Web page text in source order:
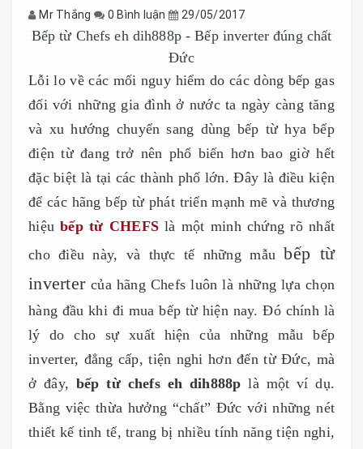
Mr Thắng 0 Bình luận 29/05/2017
Bếp từ Chefs eh dih888p - Bếp inverter đúng chất
Đức
Lỗi lo về các mối nguy hiểm do các dòng bếp gas
đối với những gia đình ở nước ta ngày càng tăng
và xu hướng chuyển sang dùng bếp từ hya bếp
điện từ đang trở nên phổ biến hơn bao giờ hết
đặc biệt là tại các thành phố lớn. Đây là điều kiện
để các hãng bếp từ phát triển mạnh mẽ và thương
hiệubếp từ CHEFS là một minh chứng rõ nhất
cho điều này, và thực tế những mẫu bếp từ
invertercủa hãng Chefs luôn là những lựa chọn
hàng đầu khi đi mua bếp từ hiện nay. Đó chính là
lý do cho sự xuất hiện của những mẫu bếp
inverter, đẳng cấp, tiện nghi hơn đến từ Đức, mà
ở đây, bếp từ chefs eh dih888p là một ví dụ.
Bằng việc thừa hưởng “chất” Đức với những nét
thiết kế tinh tế, trang bị nhiều tính năng tiện nghi,